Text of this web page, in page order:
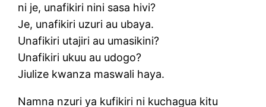
ni je, unafikiri nini sasa hivi?
Je, unafikiri uzuri au ubaya.
Unafikiri utajiri au umasikini?
Unafikiri ukuu au udogo?
Jiulize kwanza maswali haya.
Namna nzuri ya kufikiri ni kuchagua kitu